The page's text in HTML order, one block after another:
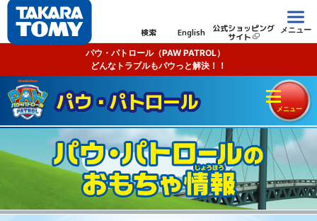
検索 English 公式ショッピング
サイト
メニュー
パウ・パトロール（PAW PATROL）
どんなトラブルもパウっと解決！！
パウ・パトロール